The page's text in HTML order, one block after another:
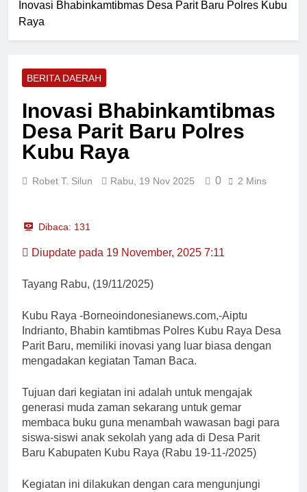
Barat
Wassa’adah
Wajah Baru RTLH Mulai
8 Jam Lalu
Usung Visi “Desa Maju dan
Berdaya Guna”, Basrifal
Maju di Pilkades Kepayang
2026
8 Jam Lalu
Pangan di Tandun Barat
8 Jam Lalu
Inovasi Bhabinkamtibmas Desa Parit Baru Polres Kubu
Raya
BERITA DAERAH
Inovasi Bhabinkamtibmas
Desa Parit Baru Polres
Kubu Raya
Robet T. Silun Rabu, 19 Nov 2025 0 2 Mins
Dibaca: 131
Diupdate pada 19 November, 2025 7:11
Tayang Rabu, (19/11/2025)
Kubu Raya -Borneoindonesianews.com,-Aiptu
Indrianto, Bhabin kamtibmas Polres Kubu Raya Desa
Parit Baru, memiliki inovasi yang luar biasa dengan
mengadakan kegiatan Taman Baca.
Tujuan dari kegiatan ini adalah untuk mengajak
generasi muda zaman sekarang untuk gemar
membaca buku guna menambah wawasan bagi para
siswa-siswi anak sekolah yang ada di Desa Parit
Baru Kabupaten Kubu Raya (Rabu 19-11-/2025)
Kegiatan ini dilakukan dengan cara mengunjungi